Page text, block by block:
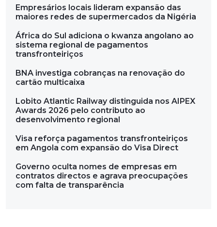
Empresários locais lideram expansão das
maiores redes de supermercados da Nigéria
África do Sul adiciona o kwanza angolano ao
sistema regional de pagamentos
transfronteiriços
BNA investiga cobranças na renovação do
cartão multicaixa
Lobito Atlantic Railway distinguida nos AIPEX
Awards 2026 pelo contributo ao
desenvolvimento regional
Visa reforça pagamentos transfronteiriços
em Angola com expansão do Visa Direct
Governo oculta nomes de empresas em
contratos directos e agrava preocupações
com falta de transparência